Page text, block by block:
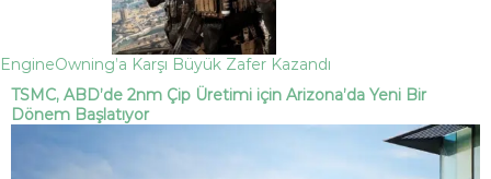
EngineOwning’a Karşı Büyük Zafer Kazandı
TSMC, ABD’de 2nm Çip Üretimi için Arizona’da Yeni Bir
Dönem Başlatıyor